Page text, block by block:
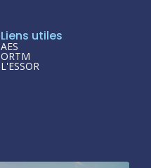
Liens utiles
AES
ORTM
L'ESSOR